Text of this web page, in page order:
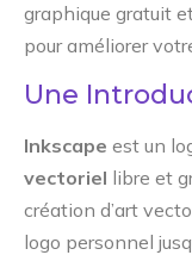
graphique gratuit
pour améliorer
Une
Inkscape est un
vectoriel libre et
création d’art
logo personnel